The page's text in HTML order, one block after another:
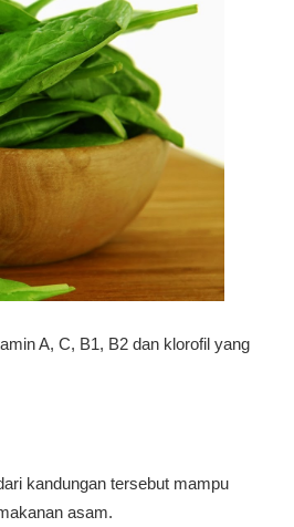
A, C, B1, B2 dan klorofil yang
kandungan tersebut mampu
asam.